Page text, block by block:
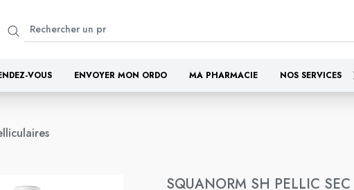
VOUS ENVOYER MON ORDO MA PHARMACIE NOS SERVICES
SQUANORM SH PELLIC SEC